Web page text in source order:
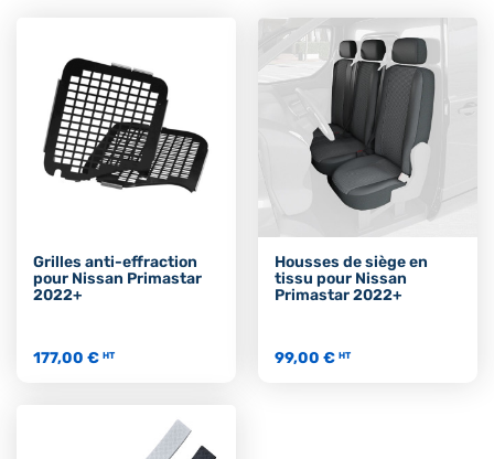
Grilles anti-effraction
pour Nissan Primastar
2022+
177,00 € HT
Housses de siège en
tissu pour Nissan
Primastar 2022+
99,00 € HT